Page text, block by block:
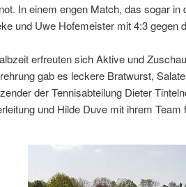
In einem engen Match, das sogar in
und Uwe Hofemeister mit 4:3 gegen
erfreuten sich Aktive und
gab es leckere Bratwurst,
der Tennisabteilung Dieter
und Hilde Duve mit ihrem Team